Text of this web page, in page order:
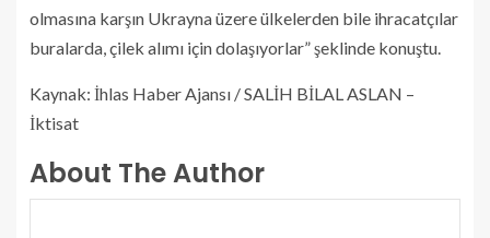
olmasına karşın Ukrayna üzere ülkelerden bile ihracatçılar
buralarda, çilek alımı için dolaşıyorlar” şeklinde konuştu.
Kaynak: İhlas Haber Ajansı / SALİH BİLAL ASLAN –
İktisat
About The Author